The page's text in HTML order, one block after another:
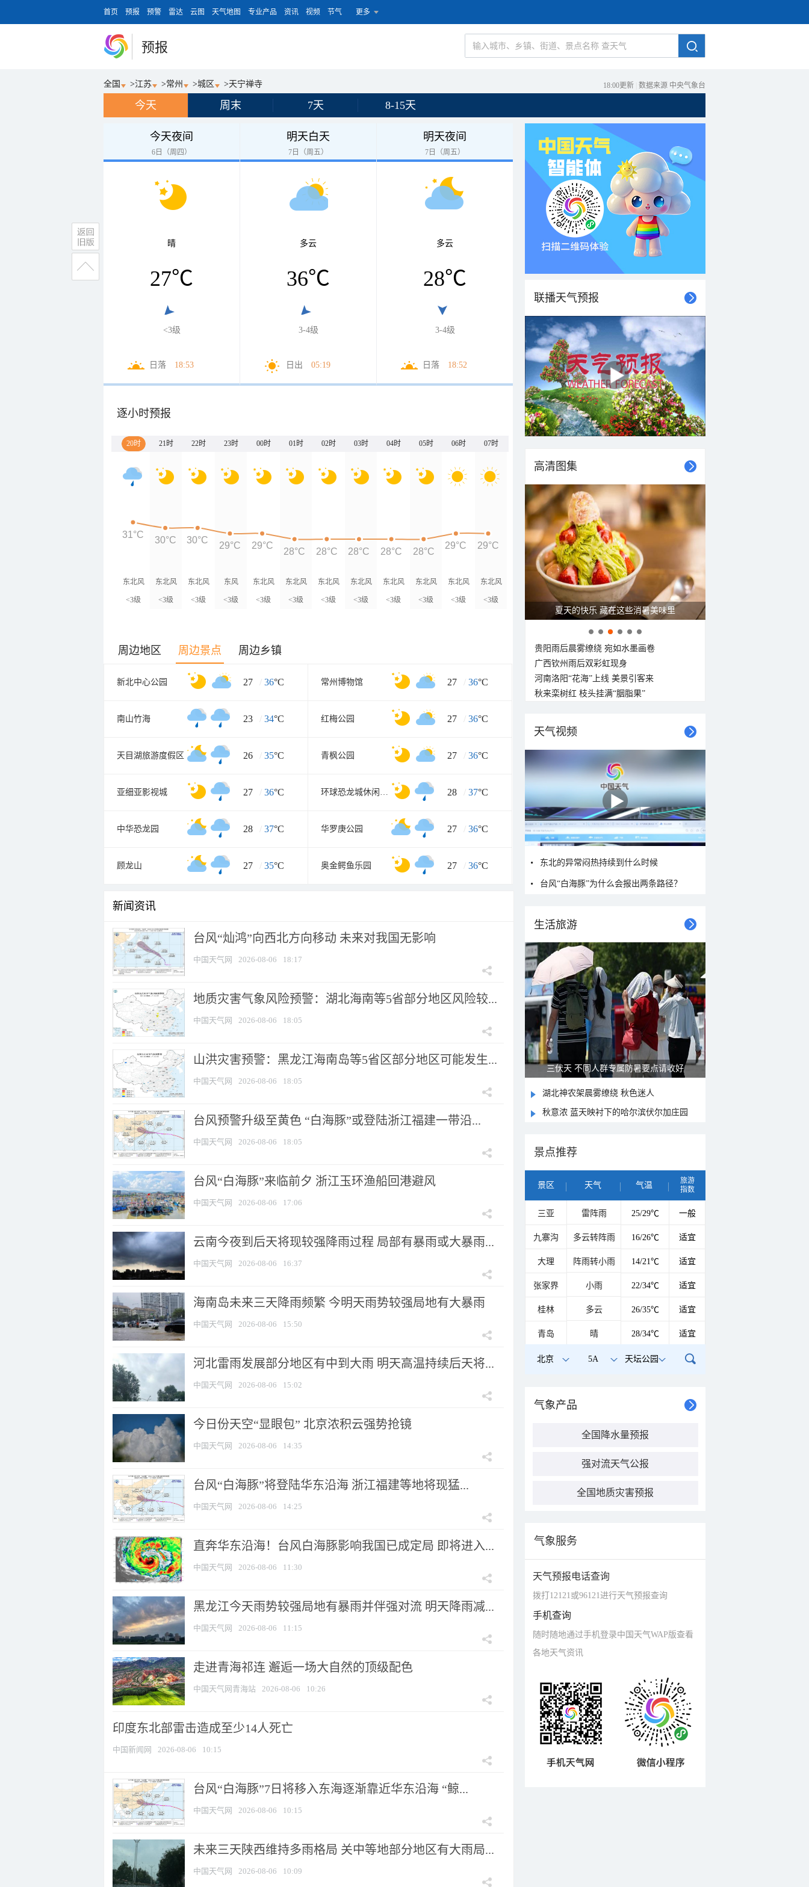
首页 预报 预警 雷达 云图 天气地图 专业产品 资讯 视频 节气 更多
预报
全国 >江苏 >常州 >城区 >天宁禅寺 18:00更新 数据来源 中央气象台
今天 周末 7天 8-15天
今天夜间
6日（周四）
晴
27℃
<3级
日落 18:53
明天白天
7日（周五）
多云
36℃
3-4级
日出 05:19
明天夜间
7日（周五）
多云
28℃
3-4级
日落 18:52
逐小时预报
20时 21时 22时 23时 00时 01时 02时 03时 04时 05时 06时 07时
东北风
<3级
东北风
<3级
东北风
<3级
东风
<3级
东北风
<3级
东北风
<3级
东北风
<3级
东北风
<3级
东北风
<3级
东北风
<3级
东北风
<3级
东北风
<3级
31°C
30°C 30°C
29°C 29°C
28°C 28°C 28°C 28°C 28°C
29°C 29°C
周边地区 周边景点 周边乡镇
新北中心公园 27 / 36°C 常州博物馆 27 / 36°C
南山竹海 23 / 34°C 红梅公园 27 / 36°C
天目湖旅游度假区 26 / 35°C 青枫公园 27 / 36°C
亚细亚影视城 27 / 36°C 环球恐龙城休闲旅游区 28 / 37°C
中华恐龙园 28 / 37°C 华罗庚公园 27 / 36°C
顾龙山 27 / 35°C 奥金鳄鱼乐园 27 / 36°C
新闻资讯
台风“灿鸿”向西北方向移动 未来对我国无影响
中国天气网 2026-08-06 18:17
地质灾害气象风险预警：湖北海南等5省部分地区风险较...
中国天气网 2026-08-06 18:05
山洪灾害预警：黑龙江海南岛等5省区部分地区可能发生...
中国天气网 2026-08-06 18:05
台风预警升级至黄色 “白海豚”或登陆浙江福建一带沿...
中国天气网 2026-08-06 18:05
台风“白海豚”来临前夕 浙江玉环渔船回港避风
中国天气网 2026-08-06 17:06
云南今夜到后天将现较强降雨过程 局部有暴雨或大暴雨...
中国天气网 2026-08-06 16:37
海南岛未来三天降雨频繁 今明天雨势较强局地有大暴雨
中国天气网 2026-08-06 15:50
河北雷雨发展部分地区有中到大雨 明天高温持续后天将...
中国天气网 2026-08-06 15:02
今日份天空“显眼包” 北京浓积云强势抢镜
中国天气网 2026-08-06 14:35
台风“白海豚”将登陆华东沿海 浙江福建等地将现猛...
中国天气网 2026-08-06 14:25
直奔华东沿海！台风白海豚影响我国已成定局 即将进入...
中国天气网 2026-08-06 11:30
黑龙江今天雨势较强局地有暴雨并伴强对流 明天降雨减...
中国天气网 2026-08-06 11:15
走进青海祁连 邂逅一场大自然的顶级配色
中国天气网青海站 2026-08-06 10:26
印度东北部雷击造成至少14人死亡
中国新闻网 2026-08-06 10:15
台风“白海豚”7日将移入东海逐渐靠近华东沿海 “鲸...
中国天气网 2026-08-06 10:15
未来三天陕西维持多雨格局 关中等地部分地区有大雨局...
中国天气网 2026-08-06 10:09
联播天气预报
高清图集
夏天的快乐 藏在这些消暑美味里
贵阳雨后晨雾缭绕 宛如水墨画卷
广西钦州雨后双彩虹现身
河南洛阳“花海”上线 美景引客来
秋来栾树红 枝头挂满“胭脂果”
天气视频
东北的异常闷热持续到什么时候
台风“白海豚”为什么会报出两条路径？
生活旅游
三伏天 不同人群专属防暑要点请收好
湖北神农架晨雾缭绕 秋色迷人
秋意浓 蓝天映衬下的哈尔滨伏尔加庄园
景点推荐
景区 天气 气温
旅游
指数
三亚 雷阵雨 25/29℃ 一般
九寨沟 多云转阵雨 16/26℃ 适宜
大理 阵雨转小雨 14/21℃ 适宜
张家界 小雨 22/34℃ 适宜
桂林 多云 26/35℃ 适宜
青岛 晴 28/34℃ 适宜
北京 5A 天坛公园
气象产品
全国降水量预报
强对流天气公报
全国地质灾害预报
气象服务
天气预报电话查询
拨打12121或96121进行天气预报查询
手机查询
随时随地通过手机登录中国天气WAP版查看
各地天气资讯